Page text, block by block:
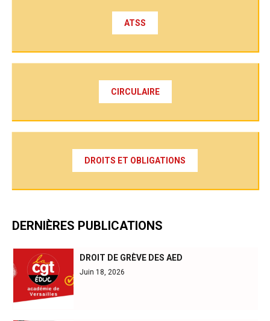
ATSS
CIRCULAIRE
DROITS ET OBLIGATIONS
DERNIÈRES PUBLICATIONS
DROIT DE GRÈVE DES AED
Juin 18, 2026